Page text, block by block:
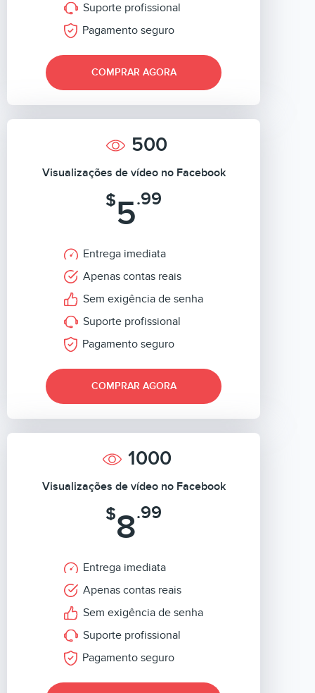
Suporte profissional
Pagamento seguro
COMPRAR AGORA
500
Visualizações de vídeo no Facebook
$5.99
Entrega imediata
Apenas contas reais
Sem exigência de senha
Suporte profissional
Pagamento seguro
COMPRAR AGORA
1000
Visualizações de vídeo no Facebook
$8.99
Entrega imediata
Apenas contas reais
Sem exigência de senha
Suporte profissional
Pagamento seguro